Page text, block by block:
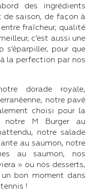
des ingrédients
saison, de façon à
fraîcheur, qualité
c’est aussi une
pour que
la perfection par nos
dorade royale,
notre pavé
choisi pour la
notre M Burger au
notre salade
au saumon, notre
au saumon, nos
» ou nos desserts,
bon moment dans
!